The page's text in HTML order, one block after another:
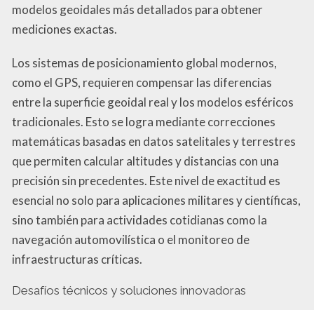
modelos geoidales más detallados para obtener
mediciones exactas.
Los sistemas de posicionamiento global modernos,
como el GPS, requieren compensar las diferencias
entre la superficie geoidal real y los modelos esféricos
tradicionales. Esto se logra mediante correcciones
matemáticas basadas en datos satelitales y terrestres
que permiten calcular altitudes y distancias con una
precisión sin precedentes. Este nivel de exactitud es
esencial no solo para aplicaciones militares y científicas,
sino también para actividades cotidianas como la
navegación automovilística o el monitoreo de
infraestructuras críticas.
Desafíos técnicos y soluciones innovadoras